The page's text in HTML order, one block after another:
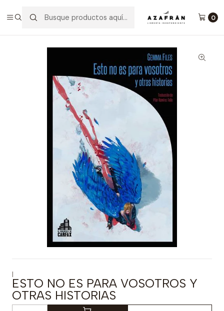
0
Terror Y Ciencia Ficción
Esto No Es Para Vosotros Y Otras Historias
|
ESTO NO ES PARA VOSOTROS Y
OTRAS HISTORIAS